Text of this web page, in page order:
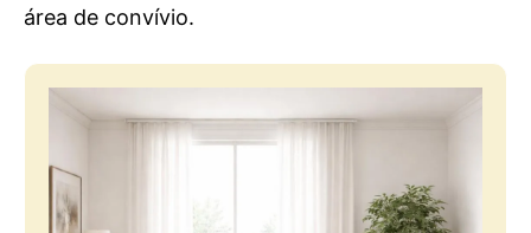
área de convívio.